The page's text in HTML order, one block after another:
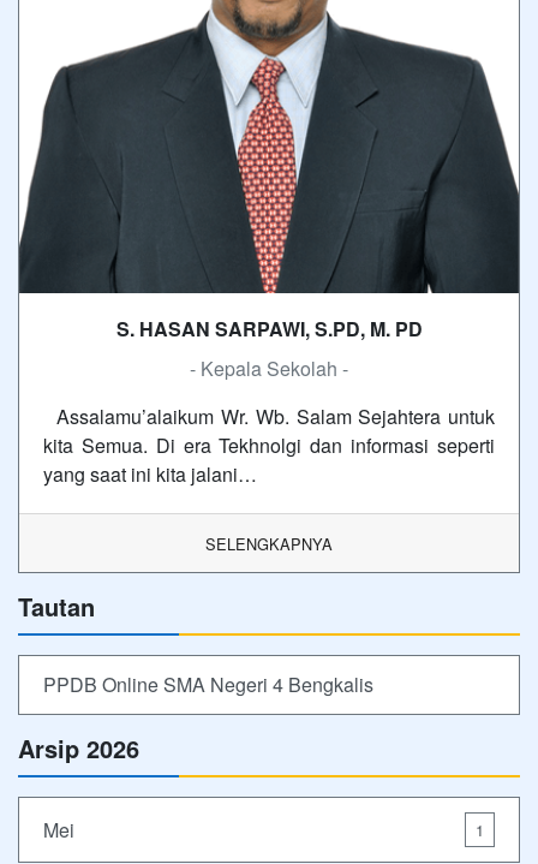
S. HASAN SARPAWI, S.PD, M. PD
- Kepala Sekolah -
Assalamu’alaikum Wr. Wb. Salam Sejahtera untuk
kita Semua. Di era Tekhnolgi dan informasi seperti
yang saat ini kita jalani…
SELENGKAPNYA
Tautan
PPDB Online SMA Negeri 4 Bengkalis
Arsip 2026
Mei 1